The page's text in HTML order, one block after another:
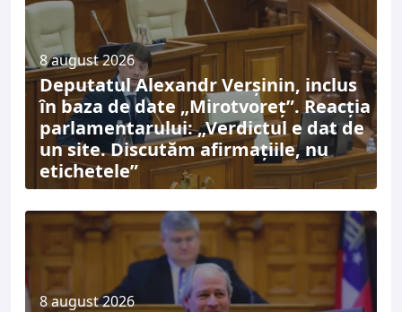
8 august 2026
Deputatul Alexandr Verșinin, inclus
în baza de date „Mirotvoreț”. Reacția
parlamentarului: „Verdictul e dat de
un site. Discutăm afirmațiile, nu
etichetele”
8 august 2026